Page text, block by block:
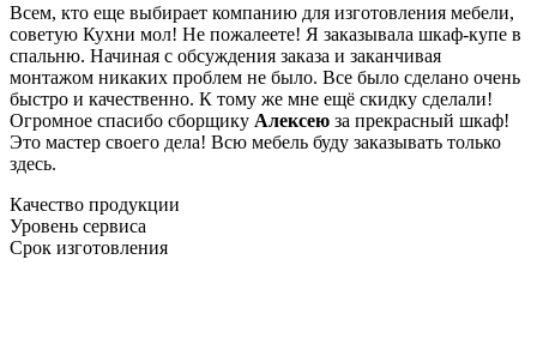
Всем, кто еще выбирает компанию для изготовления мебели,
советую Кухни мол! Не пожалеете! Я заказывала шкаф-купе в
спальню. Начиная с обсуждения заказа и заканчивая
монтажом никаких проблем не было. Все было сделано очень
быстро и качественно. К тому же мне ещё скидку сделали!
Огромное спасибо сборщику Алексею за прекрасный шкаф!
Это мастер своего дела! Всю мебель буду заказывать только
здесь.
Качество продукции
Уровень сервиса
Срок изготовления